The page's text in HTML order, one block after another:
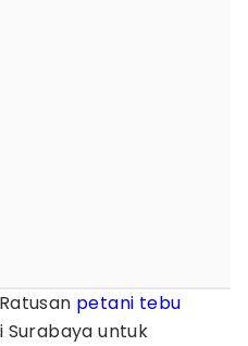
petani tebu
Surabaya untuk